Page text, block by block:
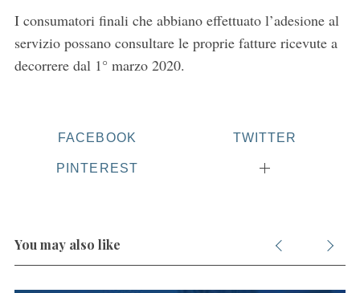
I consumatori finali che abbiano effettuato l’adesione al
servizio possano consultare le proprie fatture ricevute a
decorrere dal 1° marzo 2020.
FACEBOOK TWITTER
PINTEREST
You may also like